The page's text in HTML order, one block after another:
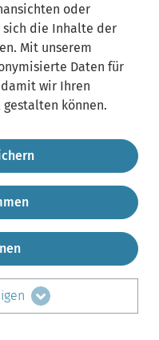
LinkedIn
oder
sich die Inhalte der
Mit unserem
Daten für
wir Ihren
können.